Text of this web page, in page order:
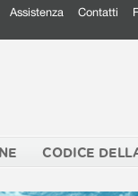
Assistenza Contatti
CODICE